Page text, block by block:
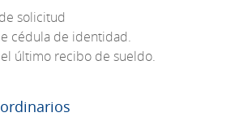
solicitud
cédula de identidad.
último recibo de sueldo.